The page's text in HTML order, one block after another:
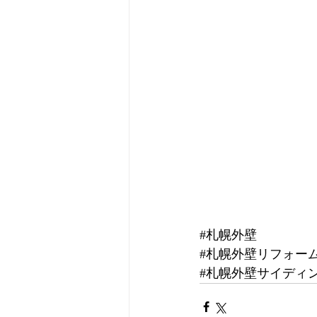
#札幌外壁
#札幌外壁リフォー
#札幌外壁サイディ